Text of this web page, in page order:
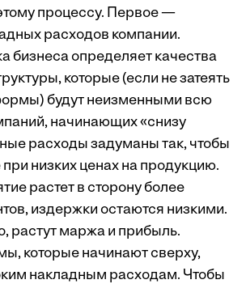
процессу. Первое —
расходов компании.
бизнеса определяет качества
которые (если не затеять
будут неизменными всю
начинающих «снизу
расходы задуманы так, чтобы
низких ценах на продукцию.
растет в сторону более
издержки остаются низкими.
растут маржа и прибыль.
которые начинают сверху,
накладным расходам. Чтобы